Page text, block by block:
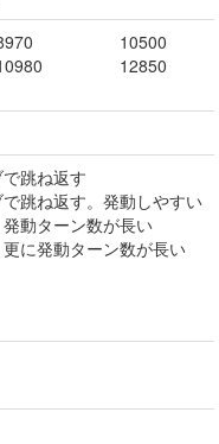
10500
12850
跳ね返す
跳ね返す。発動しやすい
動ターン数が長い
に発動ターン数が長い